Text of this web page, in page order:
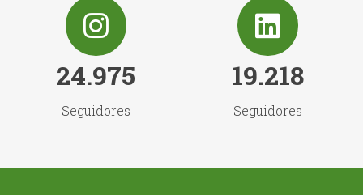
24.975
Seguidores
19.218
Seguidores